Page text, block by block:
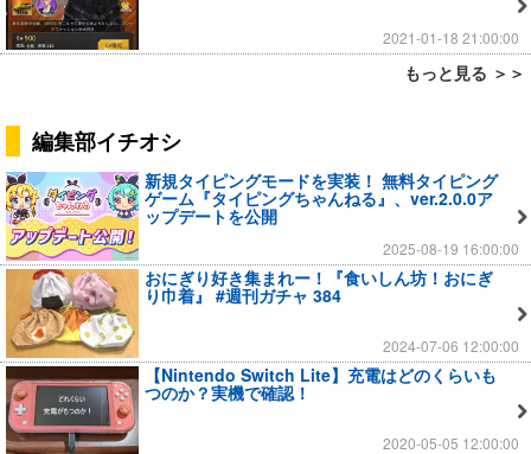
2021-01-18 21:00:00
もっと見る ＞＞
編集部イチオシ
新規タイピングモードを実装！ 無料タイピング
ゲーム『タイピングちゃんねる』、ver.2.0.0ア
ップデートを公開
2025-08-19 16:00:00
おにぎり好き集まれー！『食いしん坊！おにぎ
り巾着』 #週刊ガチャ 384
2024-07-06 12:00:00
【Nintendo Switch Lite】充電はどのくらいも
つのか？実機で確認！
2020-05-05 12:00:00